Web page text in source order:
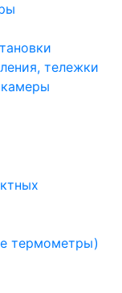
тележки
термометры)